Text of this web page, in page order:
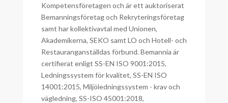
Kompetensföretagen och är ett auktoriserat
Bemanningsföretag och Rekryteringsföretag
samt har kollektivavtal med Unionen,
Akademikerna, SEKO samt LO och Hotell- och
Restauranganställdas förbund. Bemannia är
certifierat enligt SS-EN ISO 9001:2015,
Ledningssystem för kvalitet, SS-EN ISO
14001:2015, Miljöledningssystem - krav och
vägledning, SS-ISO 45001:2018,